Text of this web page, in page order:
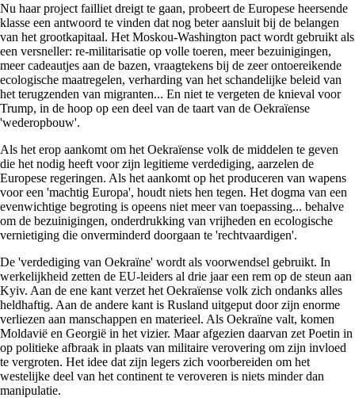
Nu haar project failliet dreigt te gaan, probeert de Europese heersende
klasse een antwoord te vinden dat nog beter aansluit bij de belangen
van het grootkapitaal. Het Moskou-Washington pact wordt gebruikt als
een versneller: re-militarisatie op volle toeren, meer bezuinigingen,
meer cadeautjes aan de bazen, vraagtekens bij de zeer ontoereikende
ecologische maatregelen, verharding van het schandelijke beleid van
het terugzenden van migranten... En niet te vergeten de knieval voor
Trump, in de hoop op een deel van de taart van de Oekraïense
'wederopbouw'.
Als het erop aankomt om het Oekraïense volk de middelen te geven
die het nodig heeft voor zijn legitieme verdediging, aarzelen de
Europese regeringen. Als het aankomt op het produceren van wapens
voor een 'machtig Europa', houdt niets hen tegen. Het dogma van een
evenwichtige begroting is opeens niet meer van toepassing... behalve
om de bezuinigingen, onderdrukking van vrijheden en ecologische
vernietiging die onverminderd doorgaan te 'rechtvaardigen'.
De 'verdediging van Oekraïne' wordt als voorwendsel gebruikt. In
werkelijkheid zetten de EU-leiders al drie jaar een rem op de steun aan
Kyiv. Aan de ene kant verzet het Oekraïense volk zich ondanks alles
heldhaftig. Aan de andere kant is Rusland uitgeput door zijn enorme
verliezen aan manschappen en materieel. Als Oekraïne valt, komen
Moldavië en Georgië in het vizier. Maar afgezien daarvan zet Poetin in
op politieke afbraak in plaats van militaire verovering om zijn invloed
te vergroten. Het idee dat zijn legers zich voorbereiden om het
westelijke deel van het continent te veroveren is niets minder dan
manipulatie.